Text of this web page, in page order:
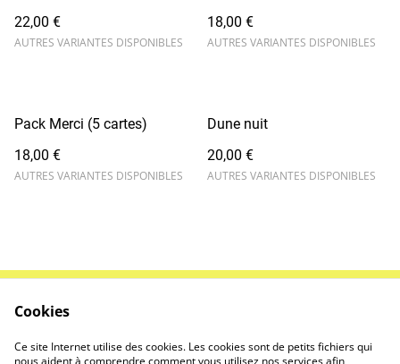
22,00 €
AUTRES VARIANTES DISPONIBLES
18,00 €
AUTRES VARIANTES DISPONIBLES
Pack Merci (5 cartes)
18,00 €
AUTRES VARIANTES DISPONIBLES
Dune nuit
20,00 €
AUTRES VARIANTES DISPONIBLES
Politique de
confidentialité
Politique de cookies
Cookies
Ce site Internet utilise des cookies. Les cookies sont de petits fichiers qui
nous aident à comprendre comment vous utilisez nos services afin